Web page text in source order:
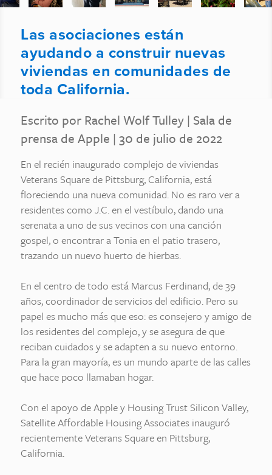
Las asociaciones están
ayudando a construir nuevas
viviendas en comunidades de
toda California.
Escrito por Rachel Wolf Tulley | Sala de
prensa de Apple | 30 de julio de 2022
En el recién inaugurado complejo de viviendas
Veterans Square de Pittsburg, California, está
floreciendo una nueva comunidad. No es raro ver a
residentes como J.C. en el vestíbulo, dando una
serenata a uno de sus vecinos con una canción
gospel, o encontrar a Tonia en el patio trasero,
trazando un nuevo huerto de hierbas.
En el centro de todo está Marcus Ferdinand, de 39
años, coordinador de servicios del edificio. Pero su
papel es mucho más que eso: es consejero y amigo de
los residentes del complejo, y se asegura de que
reciban cuidados y se adapten a su nuevo entorno.
Para la gran mayoría, es un mundo aparte de las calles
que hace poco llamaban hogar.
Con el apoyo de Apple y Housing Trust Silicon Valley,
Satellite Affordable Housing Associates inauguró
recientemente Veterans Square en Pittsburg,
California.